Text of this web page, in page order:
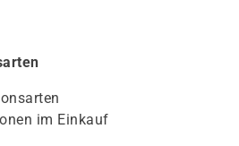
im Einkauf